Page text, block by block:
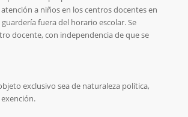
a niños en los centros docentes en
fuera del horario escolar. Se
docente, con independencia de que se
exclusivo sea de naturaleza política,